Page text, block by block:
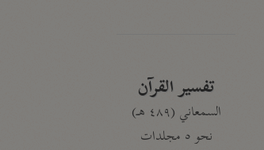
تفسير القرآن
السمعاني (٤٨٩ هـ)
نحو ٥ مجلدات